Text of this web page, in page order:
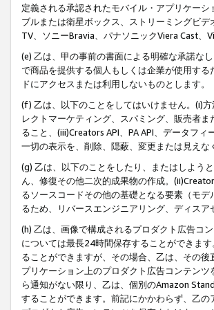
定義される承認されたモバイル・アプリケー
ブルまたは衛星ボックス、ストリーミングビ
TV、ソニーBravia、パナソニックViera Cast
(e) 乙は、甲の事前の書面による明確な承諾な
で商品を提供する個人もしくは企業が使用す
ドにアクセスまたは利用しないものとします。
(f) 乙は、以下のことをしてはいけません。(i)
レクトマーケティング、スパミング、販売者
ること、(iii)Creators API、PA API、データフ
一切の表示を、削除、隠蔽、変更または見え
(g) 乙は、以下のことをしたり、またはしよう
ん、修復その他二次的成果物の作成。
るソースコードその他の基礎となる要素（モ
るため、リバースエンジニアリング、ディス
(h) 乙は、画像で構成されるプロダクト広告コ
については最長24時間保存することができま
ることができますが、その場合、乙は、その
プリケーション上のプロダクト広告コンテン
ら通知がない限り、乙は、個別のAmazon
することができます。前記にかかわらず、乙